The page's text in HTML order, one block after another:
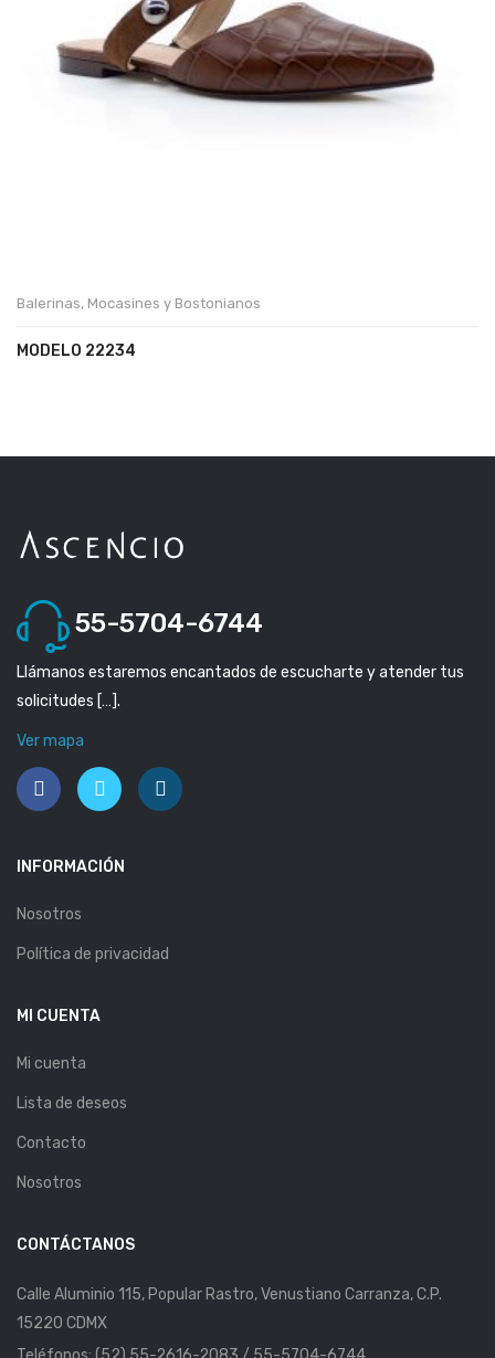
Balerinas, Mocasines y Bostonianos
MODELO 22234
55-5704-6744
Llámanos estaremos encantados de escucharte y atender tus
solicitudes […].
Ver mapa
INFORMACIÓN
Nosotros
Política de privacidad
MI CUENTA
Mi cuenta
Lista de deseos
Contacto
Nosotros
CONTÁCTANOS
Calle Aluminio 115, Popular Rastro, Venustiano Carranza, C.P.
15220 CDMX